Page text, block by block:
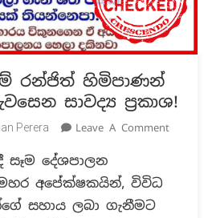
රන්ජිත් හිමිපාණන්
සාවද්‍ය ප්‍රකාශ!
Perera Leave A CommentOn
දේශපාලන
අපේක්ෂකයින්, විවිධ
සහාය ලබා ගැනීමට